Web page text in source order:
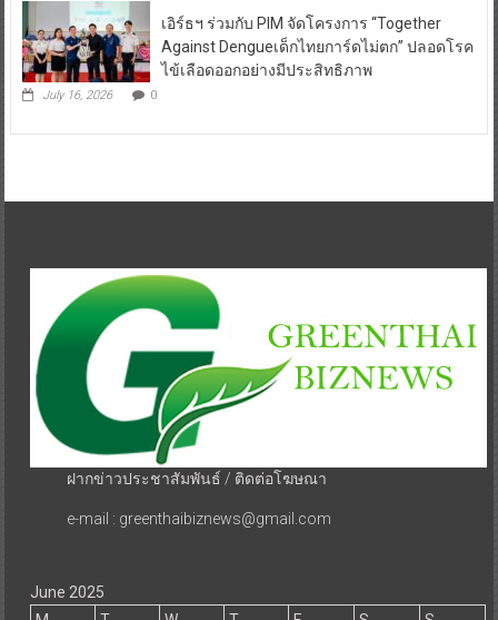
เอิร์ธฯ ร่วมกับ PIM จัดโครงการ “Together
Against Dengueเด็กไทยการ์ดไม่ตก” ปลอดโรค
ไข้เลือดออกอย่างมีประสิทธิภาพ
July 16, 2026 0
ฝากข่าวประชาสัมพันธ์ / ติดต่อโฆษณา
e-mail : greenthaibiznews@gmail.com
June 2025